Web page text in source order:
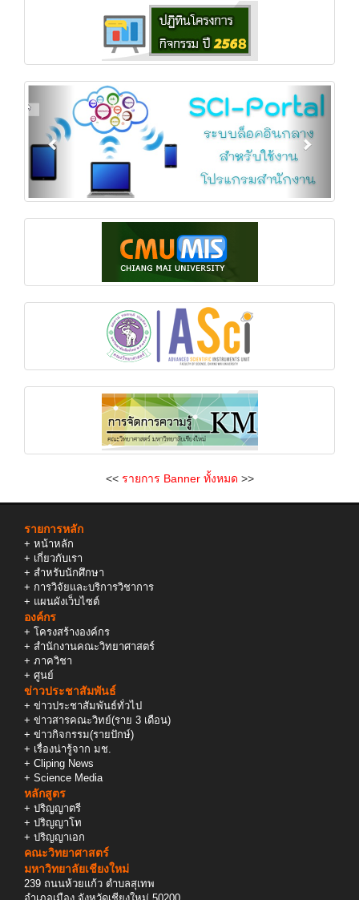
<< รายการ Banner ทั้งหมด >>
รายการหลัก
+ หน้าหลัก
+ เกี่ยวกับเรา
+ สำหรับนักศึกษา
+ การวิจัยและบริการวิชาการ
+ แผนผังเว็บไซต์
องค์กร
+ โครงสร้างองค์กร
+ สำนักงานคณะวิทยาศาสตร์
+ ภาควิชา
+ ศูนย์
ข่าวประชาสัมพันธ์
+ ข่าวประชาสัมพันธ์ทั่วไป
+ ข่าวสารคณะวิทย์(ราย 3 เดือน)
+ ข่าวกิจกรรม(รายปักษ์)
+ เรื่องน่ารู้จาก มช.
+ Cliping News
+ Science Media
หลักสูตร
+ ปริญญาตรี
+ ปริญญาโท
+ ปริญญาเอก
คณะวิทยาศาสตร์
มหาวิทยาลัยเชียงใหม่
239 ถนนห้วยแก้ว ตำบลสุเทพ